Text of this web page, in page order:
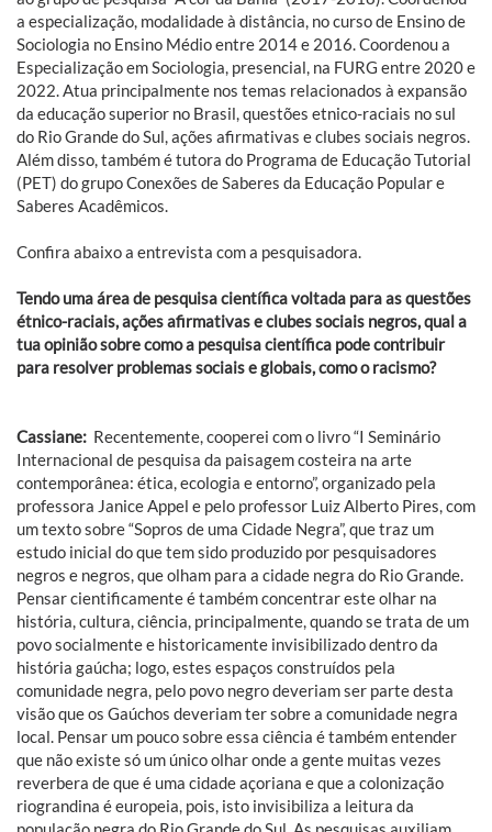
a especialização, modalidade à distância, no curso de Ensino de
Sociologia no Ensino Médio entre 2014 e 2016. Coordenou a
Especialização em Sociologia, presencial, na FURG entre 2020 e
2022. Atua principalmente nos temas relacionados à expansão
da educação superior no Brasil, questões etnico-raciais no sul
do Rio Grande do Sul, ações afirmativas e clubes sociais negros.
Além disso, também é tutora do Programa de Educação Tutorial
(PET) do grupo Conexões de Saberes da Educação Popular e
Saberes Acadêmicos.
Confira abaixo a entrevista com a pesquisadora.
Tendo uma área de pesquisa científica voltada para as questões
étnico-raciais, ações afirmativas e clubes sociais negros, qual a
tua opinião sobre como a pesquisa científica pode contribuir
para resolver problemas sociais e globais, como o racismo?
Cassiane: Recentemente, cooperei com o livro “I Seminário
Internacional de pesquisa da paisagem costeira na arte
contemporânea: ética, ecologia e entorno”, organizado pela
professora Janice Appel e pelo professor Luiz Alberto Pires, com
um texto sobre “Sopros de uma Cidade Negra”, que traz um
estudo inicial do que tem sido produzido por pesquisadores
negros e negros, que olham para a cidade negra do Rio Grande.
Pensar cientificamente é também concentrar este olhar na
história, cultura, ciência, principalmente, quando se trata de um
povo socialmente e historicamente invisibilizado dentro da
história gaúcha; logo, estes espaços construídos pela
comunidade negra, pelo povo negro deveriam ser parte desta
visão que os Gaúchos deveriam ter sobre a comunidade negra
local. Pensar um pouco sobre essa ciência é também entender
que não existe só um único olhar onde a gente muitas vezes
reverbera de que é uma cidade açoriana e que a colonização
riograndina é europeia, pois, isto invisibiliza a leitura da